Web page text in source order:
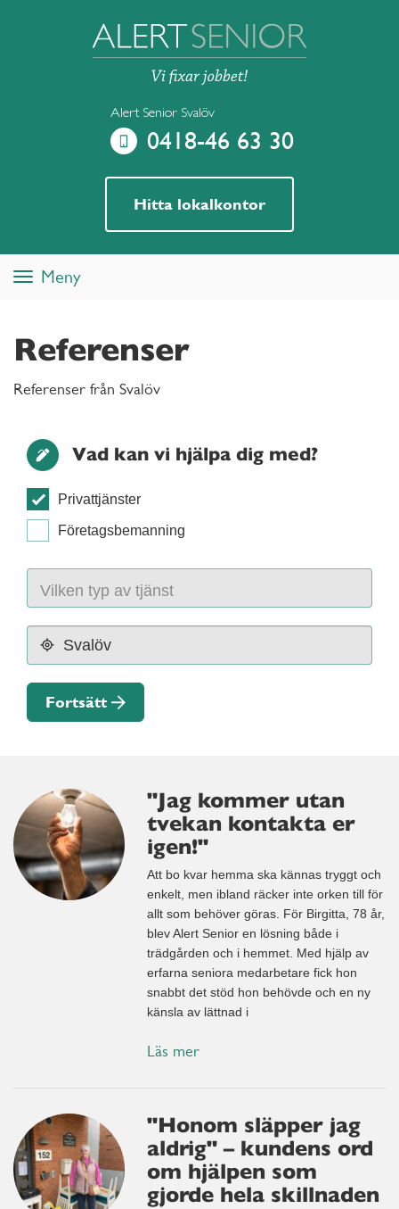
Alert Senior Svalöv
0418-46 63 30
Hitta lokalkontor
ToggleMeny
Referenser
Referenser från Svalöv
Vad kan vi hjälpa dig med?
Privattjänster
Företagsbemanning
Fortsätt
"Jag kommer utan
tvekan kontakta er
igen!"
Att bo kvar hemma ska kännas tryggt och
enkelt, men ibland räcker inte orken till för
allt som behöver göras. För Birgitta, 78 år,
blev Alert Senior en lösning både i
trädgården och i hemmet. Med hjälp av
erfarna seniora medarbetare fick hon
snabbt det stöd hon behövde och en ny
känsla av lättnad i
Läs mer
"Honom släpper jag
aldrig" – kundens ord
om hjälpen som
gjorde hela skillnaden